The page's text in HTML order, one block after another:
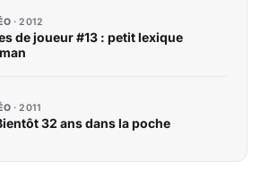
2012
de joueur #13 : petit lexique
2011
32 ans dans la poche